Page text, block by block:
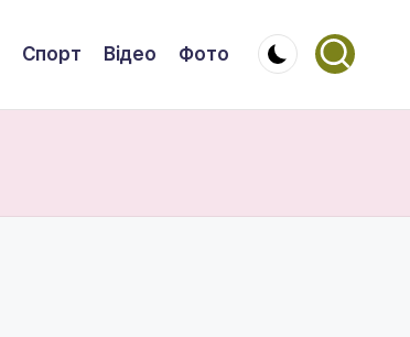
Спорт Відео Фото